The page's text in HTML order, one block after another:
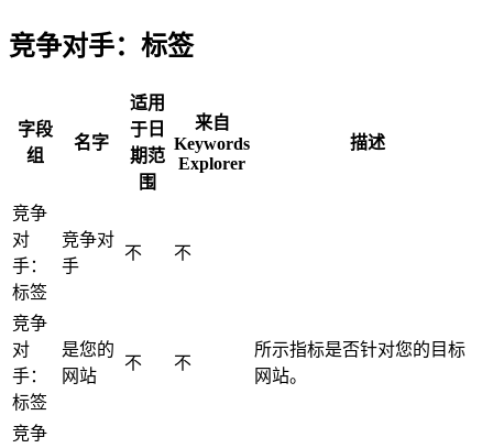
竞争对手：标签
字段
组
名字
适用
于日
期范
围
来自
Keywords
Explorer
描述
竞争
对
手：
标签
竞争对
手
不 不
竞争
对
手：
标签
是您的
网站
不 不
所示指标是否针对您的目标
网站。
竞争